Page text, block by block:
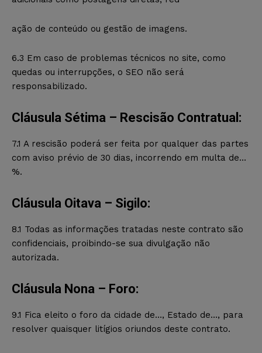
ação de conteúdo ou gestão de imagens.
6.3 Em caso de problemas técnicos no site, como
quedas ou interrupções, o SEO não será
responsabilizado.
Cláusula Sétima – Rescisão Contratual:
7.1 A rescisão poderá ser feita por qualquer das partes
com aviso prévio de 30 dias, incorrendo em multa de…
%.
Cláusula Oitava – Sigilo:
8.1 Todas as informações tratadas neste contrato são
confidenciais, proibindo-se sua divulgação não
autorizada.
Cláusula Nona – Foro:
9.1 Fica eleito o foro da cidade de…, Estado de…, para
resolver quaisquer litígios oriundos deste contrato.